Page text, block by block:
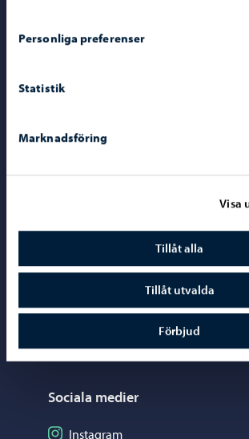
Personliga preferenser
Statistik
Marknadsföring
Visa
Tillåt alla
Tillåt utvalda
Förbjud
Elektroniska tjänster (ePorvoo)
Nätbutik
Kartor och lägesinformation
Sociala medier
Följ på Instagram
Instagram